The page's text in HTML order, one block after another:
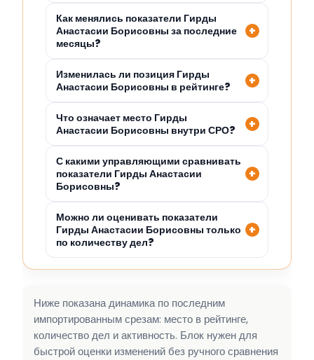
Как менялись показатели Гирды
Анастасии Борисовны за последние
месяцы?
Изменилась ли позиция Гирды
Анастасии Борисовны в рейтинге?
Что означает место Гирды
Анастасии Борисовны внутри СРО?
С какими управляющими сравнивать
показатели Гирды Анастасии
Борисовны?
Можно ли оценивать показатели
Гирды Анастасии Борисовны только
по количеству дел?
Ниже показана динамика по последним
импортированным срезам: место в рейтинге,
количество дел и активность. Блок нужен для
быстрой оценки изменений без ручного сравнения